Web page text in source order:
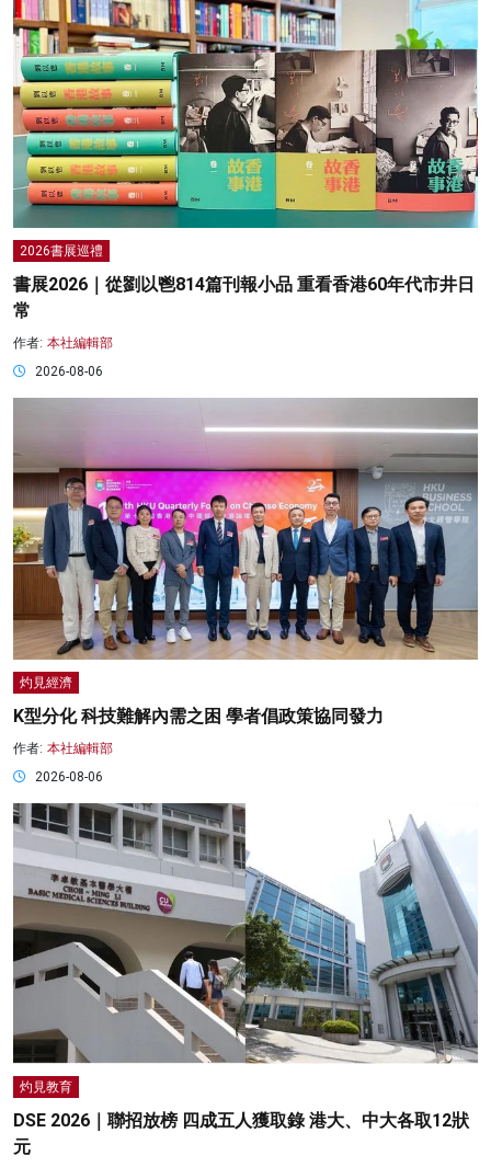
2026書展巡禮
書展2026｜從劉以鬯814篇刊報小品 重看香港60年代市井日
常
作者: 本社編輯部
2026-08-06
灼見經濟
K型分化 科技難解內需之困 學者倡政策協同發力
作者: 本社編輯部
2026-08-06
灼見教育
DSE 2026｜聯招放榜 四成五人獲取錄 港大、中大各取12狀
元